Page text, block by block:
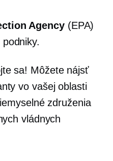
Agency(EPA)
sa! Môžete nájsť
vo vašej oblasti
združenia
vládnych